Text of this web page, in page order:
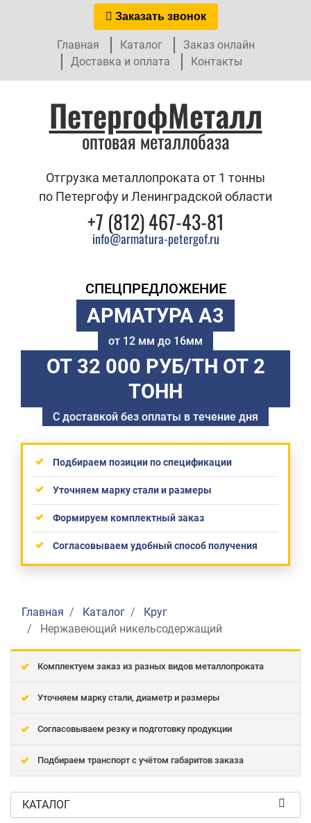
Заказать звонок
Главная Каталог
Заказ онлайн
Доставка и оплата
Контакты
ПетергофМеталл
оптовая металлобаза
Отгрузка металлопроката от 1 тонны
по Петергофу и Ленинградской области
+7 (812) 467-43-81
info@armatura-petergof.ru
СПЕЦПРЕДЛОЖЕНИЕ
АРМАТУРА А3
от 12 мм до 16мм
ОТ 32 000 РУБ/ТН ОТ 2
ТОНН
С доставкой без оплаты в течение дня
Подбираем позиции по спецификации
Уточняем марку стали и размеры
Формируем комплектный заказ
Согласовываем удобный способ получения
Главная Каталог
Круг
Нержавеющий никельсодержащий
Комплектуем заказ из разных видов металлопроката
Уточняем марку стали, диаметр и размеры
Согласовываем резку и подготовку продукции
Подбираем транспорт с учётом габаритов заказа
КАТАЛОГ